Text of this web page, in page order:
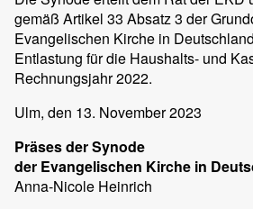
gemäß Artikel 33 Absatz 3 der
Evangelischen Kirche in
Entlastung für die Haushalts- und
Rechnungsjahr 2022.
Ulm, den 13. November 2023
Präses der Synode
der Evangelischen Kirche in
Anna-Nicole Heinrich